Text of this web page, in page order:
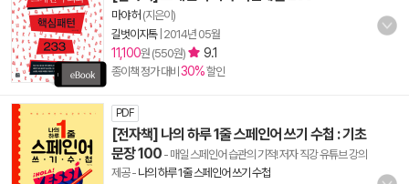
마야 허 (지은이)
길벗이지톡| 2014년 05월
11,100원 (550원) 9.1
종이책 정가 대비 30%할인
PDF
[전자책] 나의 하루 1줄 스페인어 쓰기 수첩 : 기초
문장 100 - 매일 스페인어 습관의 기적! 저자 직강 유튜브 강의
제공- 나의 하루 1줄 스페인어 쓰기 수첩